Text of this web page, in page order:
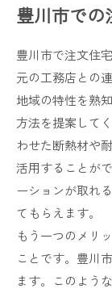
豊川市での
豊川市で注文住
元の工務店との
地域の特性を熟
方法を提案して
わせた断熱材や
活用することが
ーションが取れ
てもらえます。
もう一つのメリ
ことです。豊川
ます。このよう